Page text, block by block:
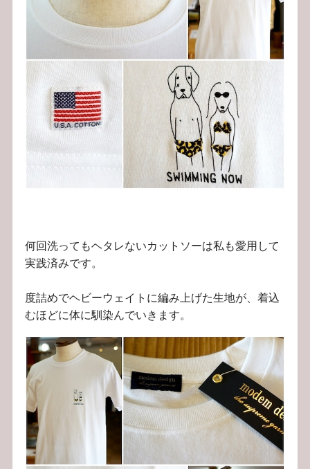
何回洗ってもヘタレないカットソーは私も愛用して
実践済みです。
度詰めでヘビーウェイトに編み上げた生地が、着込
むほどに体に馴染んでいきます。